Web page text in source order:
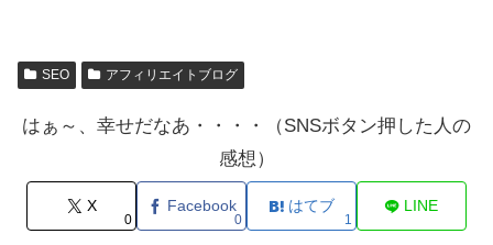
SEO アフィリエイトブログ
はぁ～、幸せだなあ・・・・（SNSボタン押した人の
感想）
X
0
Facebook
0
はてブ
1
LINE